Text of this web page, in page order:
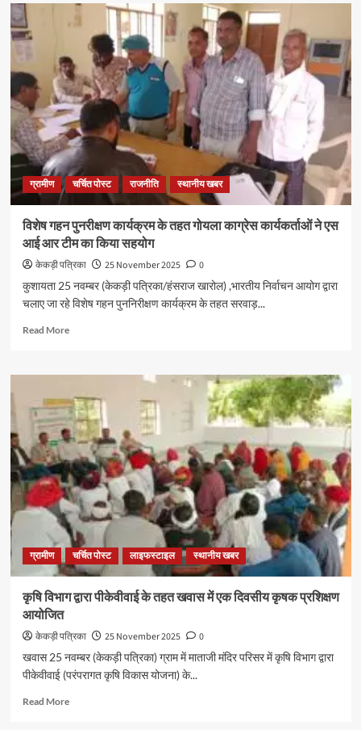
ग्रामीण चर्चित पोस्ट राजनीति स्थानीय खबर
विशेष गहन पुनरीक्षण कार्यक्रम के तहत गोयला काग्रेस कार्यकर्ताओं ने एस
आई आर टीम का किया सहयोग
केकड़ी पत्रिका 25 November 2025
0
कुशायता 25 नवम्बर (केकड़ी पत्रिका/हंसराज खारोल) ,भारतीय निर्वाचन आयोग द्वारा
चलाए जा रहे विशेष गहन पुननिरीक्षण कार्यक्रम के तहत सरवाड़...
Read More
ग्रामीण चर्चित पोस्ट लाइफस्टाइल स्थानीय खबर
कृषि विभाग द्वारा पीकेवीवाई के तहत खवास में एक दिवसीय कृषक प्रशिक्षण
आयोजित
केकड़ी पत्रिका 25 November 2025
0
खवास 25 नवम्बर (केकड़ी पत्रिका) ग्राम में माताजी मंदिर परिसर में कृषि विभाग द्वारा
पीकेवीवाई (परंपरागत कृषि विकास योजना) के...
Read More